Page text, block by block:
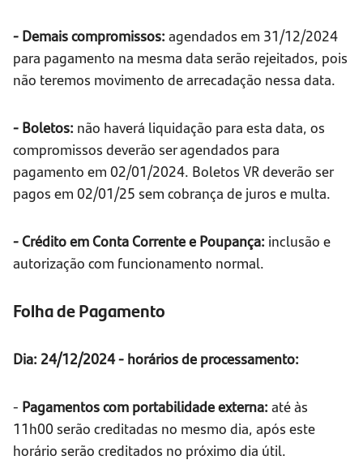
- Demais compromissos: agendados em 31/12/2024
para pagamento na mesma data serão rejeitados, pois
não teremos movimento de arrecadação nessa data.
- Boletos: não haverá liquidação para esta data, os
compromissos deverão ser agendados para
pagamento em 02/01/2024. Boletos VR deverão ser
pagos em 02/01/25 sem cobrança de juros e multa.
- Crédito em Conta Corrente e Poupança: inclusão e
autorização com funcionamento normal.
Folha de Pagamento
Dia: 24/12/2024 - horários de processamento:
- Pagamentos com portabilidade externa: até às
11h00 serão creditadas no mesmo dia, após este
horário serão creditados no próximo dia útil.